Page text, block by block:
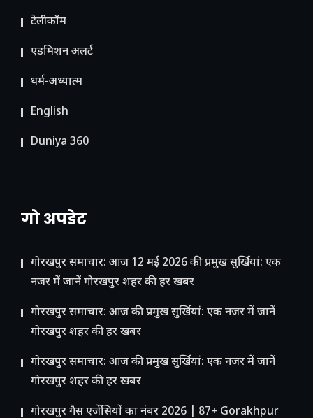
टेलीकॉम
ए​डमिशन अलर्ट
धर्म-अध्यात्म
English
Duniya 360
गो अपडेट
गोरखपुर समाचार: आज 12 मई 2026 की प्रमुख सुर्खियां: एक
नजर में जानें गोरखपुर शहर की हर खबर
गोरखपुर समाचार: आज की प्रमुख सुर्खियां: एक नजर में जानें
गोरखपुर शहर की हर खबर
गोरखपुर समाचार: आज की प्रमुख सुर्खियां: एक नजर में जानें
गोरखपुर शहर की हर खबर
गोरखपुर गैस एजेंसियों का नंबर 2026 | 87+ Gorakhpur